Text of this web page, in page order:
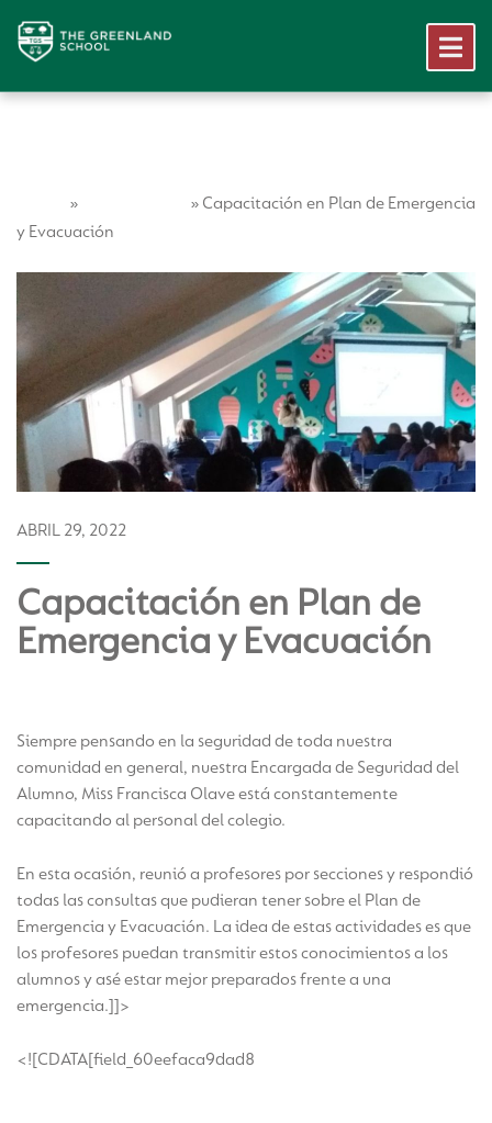
» » Capacitación en Plan de Emergencia
y Evacuación
ABRIL 29, 2022
Capacitación en Plan de
Emergencia y Evacuación
Siempre pensando en la seguridad de toda nuestra
comunidad en general, nuestra Encargada de Seguridad del
Alumno, Miss Francisca Olave está constantemente
capacitando al personal del colegio.
En esta ocasión, reunió a profesores por secciones y respondió
todas las consultas que pudieran tener sobre el Plan de
Emergencia y Evacuación. La idea de estas actividades es que
los profesores puedan transmitir estos conocimientos a los
alumnos y asé estar mejor preparados frente a una
emergencia.]]>
<![CDATA[field_60eefaca9dad8